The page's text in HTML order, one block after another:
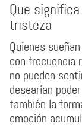
Que
tristeza
Quienes
con frecuencia
no pueden
desearían
también la
emoción